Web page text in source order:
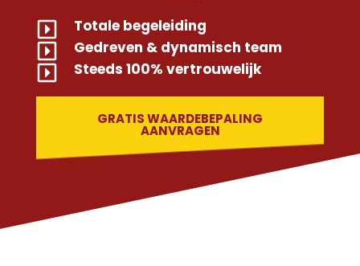
Totale begeleiding
Gedreven & dynamisch team
Steeds 100% vertrouwelijk
GRATIS WAARDEBEPALING
AANVRAGEN